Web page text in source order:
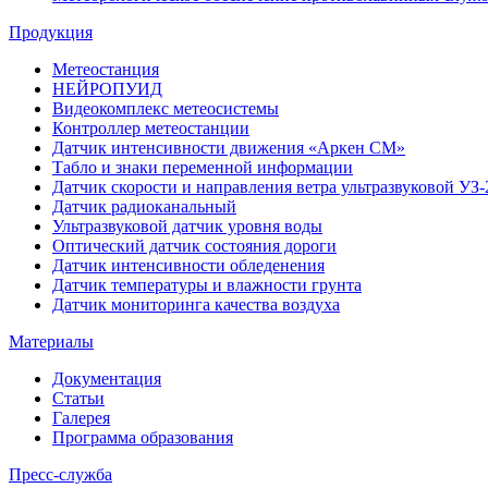
Продукция
Метеостанция
НЕЙРОПУИД
Видеокомплекс метеосистемы
Контроллер метеостанции
Датчик интенсивности движения «Аркен СМ»
Табло и знаки переменной информации
Датчик скорости и направления ветра ультразвуковой
Датчик радиоканальный
Ультразвуковой датчик уровня воды
Оптический датчик состояния дороги
Датчик интенсивности обледенения
Датчик температуры и влажности грунта
Датчик мониторинга качества воздуха
Материалы
Документация
Статьи
Галерея
Программа образования
Пресс-служба